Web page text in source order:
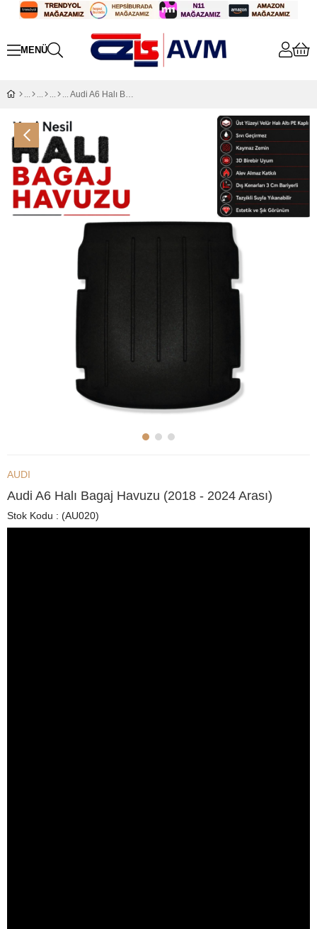
Audi A6 Halı Bagaj Havuzu (2018 - 2024 Arası)
AUDI
Audi A6 Halı Bagaj Havuzu (2018 - 2024 Arası)
Stok Kodu (AU020)